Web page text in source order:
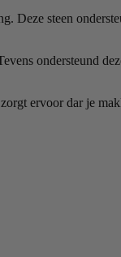
Deze steen
ondersteund
ervoor dar je